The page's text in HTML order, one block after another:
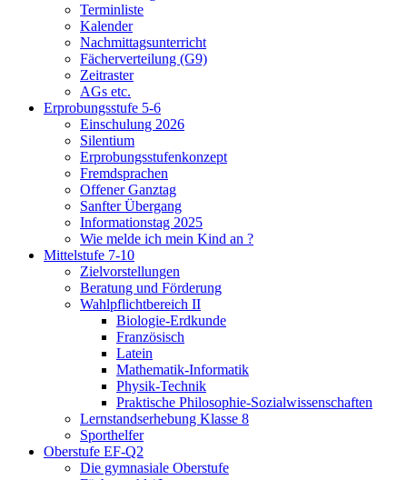
Terminliste
Kalender
Nachmittagsunterricht
Fächerverteilung (G9)
Zeitraster
AGs etc.
Erprobungsstufe 5-6
Einschulung 2026
Silentium
Erprobungsstufenkonzept
Fremdsprachen
Offener Ganztag
Sanfter Übergang
Informationstag 2025
Wie melde ich mein Kind an ?
Mittelstufe 7-10
Zielvorstellungen
Beratung und Förderung
Wahlpflichtbereich II
Biologie-Erdkunde
Französisch
Latein
Mathematik-Informatik
Physik-Technik
Praktische Philosophie-Sozialwissenschaften
Lernstandserhebung Klasse 8
Sporthelfer
Oberstufe EF-Q2
Die gymnasiale Oberstufe